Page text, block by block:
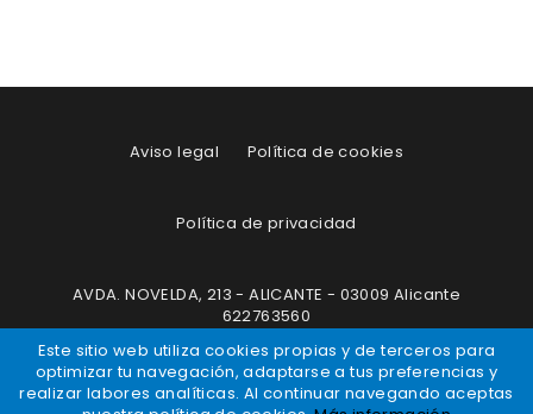
Aviso legal Política de cookies
Política de privacidad
AVDA. NOVELDA, 213 - ALICANTE - 03009 Alicante
622763560
HA CONFIADO EN NOSOTROS SU PRESENCIA DIGITAL.
Este sitio web utiliza cookies propias y de terceros para
optimizar tu navegación, adaptarse a tus preferencias y
realizar labores analíticas. Al continuar navegando aceptas